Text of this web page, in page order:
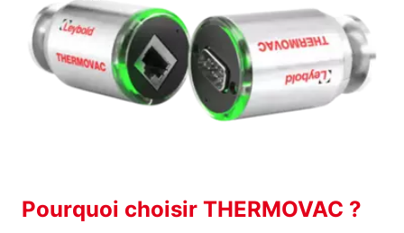
Pourquoi choisir THERMOVAC ?